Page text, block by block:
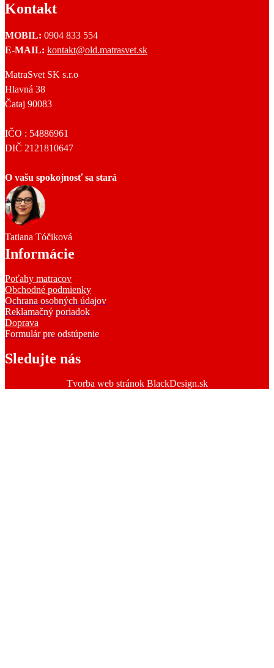
Kontakt
MOBIL: 0904 833 554
E-MAIL: kontakt@old.matrasvet.sk
MatraSvet SK s.r.o
Hlavná 38
Čataj 90083
IČO : 54886961
DIČ 2121810647
O vašu spokojnosť sa stará
Tatiana Tóčiková
Informácie
Poťahy matracov
Obchodné podmienky
Ochrana osobných údajov
Reklamačný poriadok
Doprava
Formulár pre odstúpenie
Sledujte nás
Tvorba web stránok BlackDesign.sk